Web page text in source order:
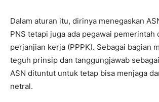
Dalam aturan itu, dirinya menegaskan
PNS tetapi juga ada pegawai pemerintah
perjanjian kerja (PPPK). Sebagai bagian
teguh prinsip dan tanggungjawab
ASN dituntut untuk tetap bisa menjaga
netral.